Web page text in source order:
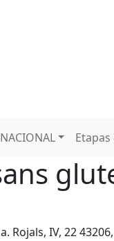
Rojals, IV, 22